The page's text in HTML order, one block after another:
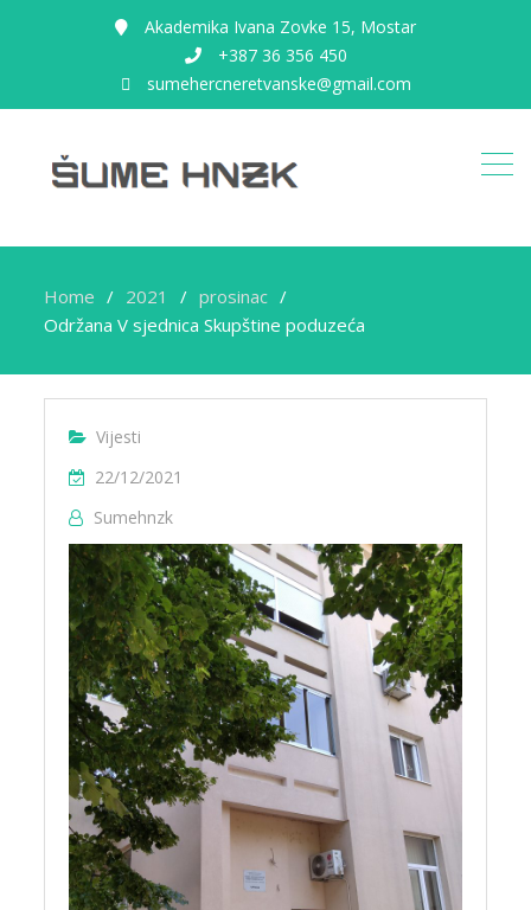
Akademika Ivana Zovke 15, Mostar
+387 36 356 450
sumehercneretvanske@gmail.com
Home 2021
prosinac
Održana V sjednica Skupštine poduzeća
Vijesti
22/12/2021
Sumehnzk